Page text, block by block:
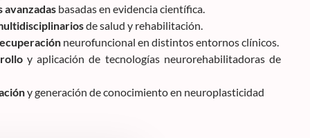
avanzadas basadas en evidencia científica.
de salud y rehabilitación.
neurofuncional en distintos entornos clínicos.
y aplicación de tecnologías neurorehabilitadoras de
y generación de conocimiento en neuroplasticidad